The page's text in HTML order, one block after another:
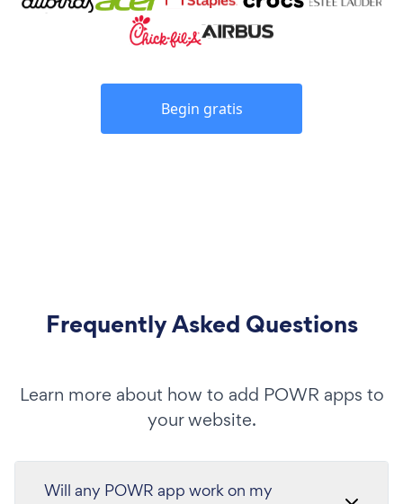
Begin gratis
Frequently Asked Questions
Learn more about how to add POWR apps to
your website.
Will any POWR app work on my